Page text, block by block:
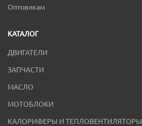
Оптовикам
КАТАЛОГ
ДВИГАТЕЛИ
ЗАПЧАСТИ
МАСЛО
МОТОБЛОКИ
КАЛОРИФЕРЫ И ТЕПЛОВЕНТИЛЯТОРЫ